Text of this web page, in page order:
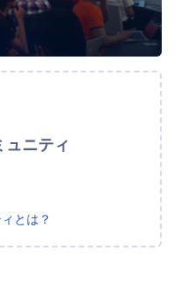
ュニティ
とは？